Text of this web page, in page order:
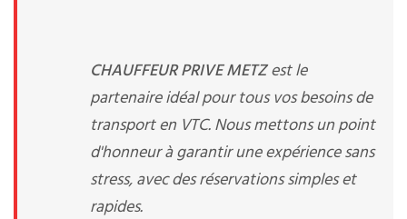
CHAUFFEUR PRIVE METZest le
partenaire idéal pour tous vos besoins de
transport en VTC. Nous mettons un point
d'honneur à garantir une expérience sans
stress, avec des réservations simples et
rapides.